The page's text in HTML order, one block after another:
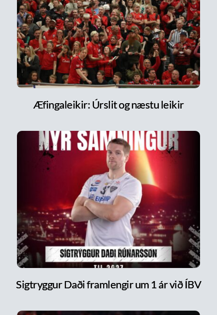
Æfingaleikir: Úrslit og næstu leikir
Sigtryggur Daði framlengir um 1 ár við ÍBV